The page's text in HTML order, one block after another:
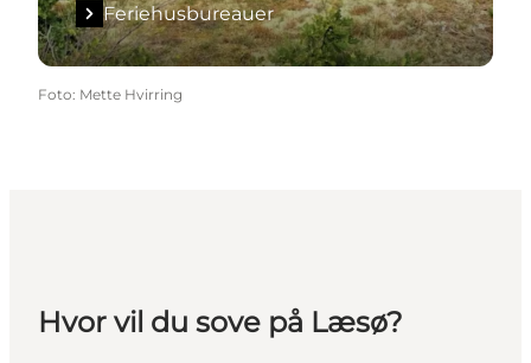
Feriehusbureauer
Foto: Mette Hvirring
Hvor vil du sove på Læsø?